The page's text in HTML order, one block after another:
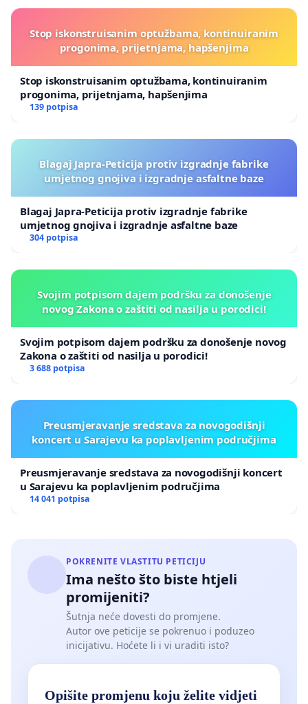
Stop iskonstruisanim optužbama, kontinuiranim
progonima, prijetnjama, hapšenjima
Stop iskonstruisanim optužbama, kontinuiranim
progonima, prijetnjama, hapšenjima
139 potpisa
Blagaj Japra-Peticija protiv izgradnje fabrike
umjetnog gnojiva i izgradnje asfaltne baze
Blagaj Japra-Peticija protiv izgradnje fabrike
umjetnog gnojiva i izgradnje asfaltne baze
304 potpisa
Svojim potpisom dajem podršku za donošenje
novog Zakona o zaštiti od nasilja u porodici!
Svojim potpisom dajem podršku za donošenje novog
Zakona o zaštiti od nasilja u porodici!
3 688 potpisa
Preusmjeravanje sredstava za novogodišnji
koncert u Sarajevu ka poplavljenim područjima
Preusmjeravanje sredstava za novogodišnji koncert
u Sarajevu ka poplavljenim područjima
14 041 potpisa
POKRENITE VLASTITU PETICIJU
Ima nešto što biste htjeli
promijeniti?
Šutnja neće dovesti do promjene.
Autor ove peticije se pokrenuo i poduzeo
inicijativu. Hoćete li i vi uraditi isto?
Opišite promjenu koju želite vidjeti